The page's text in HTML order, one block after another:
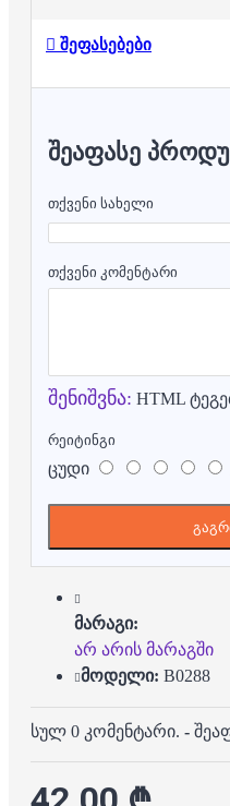
შეფასებები
ᲨᲔᲐᲤᲐᲡᲔ
თქვენი სახელი
თქვენი კომენტარი
შენიშვნა: HTML
რეიტინგი
ცუდი
მარაგი:
არ არის მარაგში
მოდელი: B0288
სულ 0 კომენტარი. -